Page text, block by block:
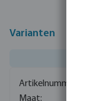
Varianten